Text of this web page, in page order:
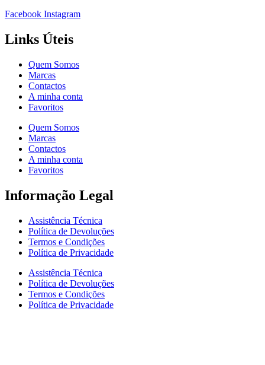
Facebook Instagram
Links Úteis
Quem Somos
Marcas
Contactos
A minha conta
Favoritos
Quem Somos
Marcas
Contactos
A minha conta
Favoritos
Informação Legal
Assistência Técnica
Política de Devoluções
Termos e Condições
Política de Privacidade
Assistência Técnica
Política de Devoluções
Termos e Condições
Política de Privacidade